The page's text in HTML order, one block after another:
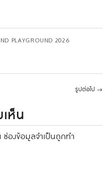
PLAYGROUND 2026
รูปต่อไป →
เห็น
ช่องข้อมูลจำเป็นถูกทำ